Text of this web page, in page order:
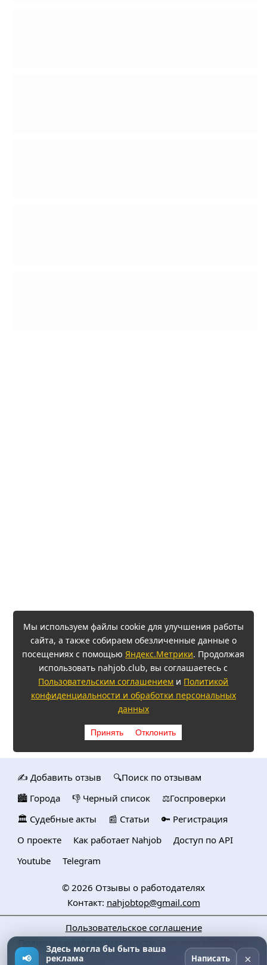
Мы используем файлы cookie для улучшения работы
сайта, а также собираем обезличенные данные о
посещениях с помощьюЯндекс.Метрики. Продолжая
использовать nahjob.club, вы соглашаетесь с
Пользовательским соглашением и Политикой
конфиденциальности и обработки персональных
данных
Принять Отклонить
✍️ Добавить отзыв
🔍Поиск по отзывам
🏙️ Городa
👎 Черный список
⚖️Госпроверки
🏛️ Судебные акты
📰 Статьи
🔑 Регистрация
О проекте
Как работает Nahjob
Доступ по API
Youtube
Telegram
© 2026 Отзывы о работодателях
Контакт: nahjobtop@gmail.com
Пользовательское соглашение
Политика конфедициальности
персональных данных
📢
Здесь могла бы быть ваша
реклама
Написать ×